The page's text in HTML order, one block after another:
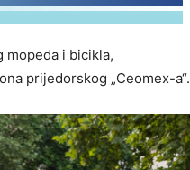
mopeda i bicikla,
prijedorskog „Ceomex-a“.